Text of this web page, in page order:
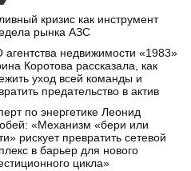
кризис как инструмент
рынка АЗС
агентства недвижимости «1983»
Коротова рассказала, как
уход всей команды и
предательство в актив
по энергетике Леонид
«Механизм «бери или
рискует превратить сетевой
в барьер для нового
цикла»